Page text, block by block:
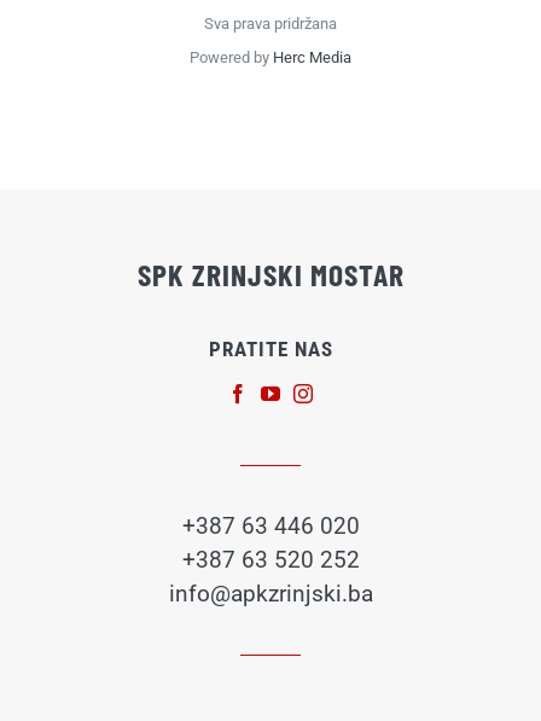
Sva prava pridržana
Powered by Herc Media
SPK ZRINJSKI MOSTAR
PRATITE NAS
+387 63 446 020
+387 63 520 252
info@apkzrinjski.ba